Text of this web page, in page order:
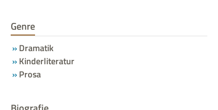
Genre
Dramatik
Kinderliteratur
Prosa